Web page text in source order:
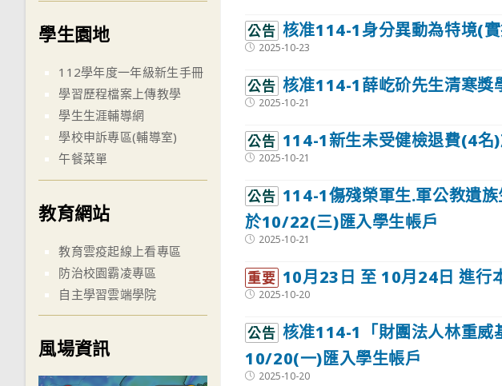
公告 核准114-1身分異動為特境(
Post2025-10-23
公告 核准114-1薛屹砎先生清寒
Post2025-10-21
公告 114-1新生未受健檢退費(4
Post2025-10-21
公告 114-1傷殘榮軍生.軍公教遺
於10/22(三)匯入學生帳戶
Post2025-10-21
重要 10月23日 至 10月24日 進行
Post2025-10-20
公告 核准114-1「財團法人林重
10/20(一)匯入學生帳戶
Post2025-10-20
學生園地
112學年度一年級新生手冊
學習歷程檔案上傳教學
學生生涯輔導網
學校申訴專區(輔導室)
午餐菜單
教育網站
教育雲疫起線上看專區
防治校園霸凌專區
自主學習雲端學院
風場資訊